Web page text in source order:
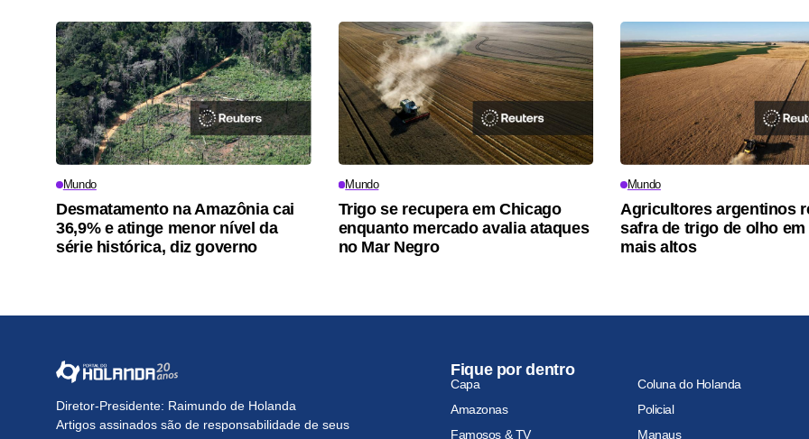
Mundo
Desmatamento na Amazônia cai
36,9% e atinge menor nível da
série histórica, diz governo
Mundo
Trigo se recupera em Chicago
enquanto mercado avalia ataques
no Mar Negro
Mundo
Agricultores argentinos
safra de trigo de olho
mais altos
Diretor-Presidente: Raimundo de Holanda
Artigos assinados são de responsabilidade de seus
Fique por dentro
Capa
Coluna do Holanda
Amazonas
Policial
Famosos & TV
Manaus